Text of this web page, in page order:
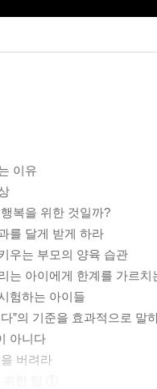
이유
복을 위한 것일까?
를 달게 받게 하라
우는 부모의 양육 습관
는 아이에게 한계를 가르치
험하는 아이들
”의 기준을 효과적으로 말
아니다
버려라